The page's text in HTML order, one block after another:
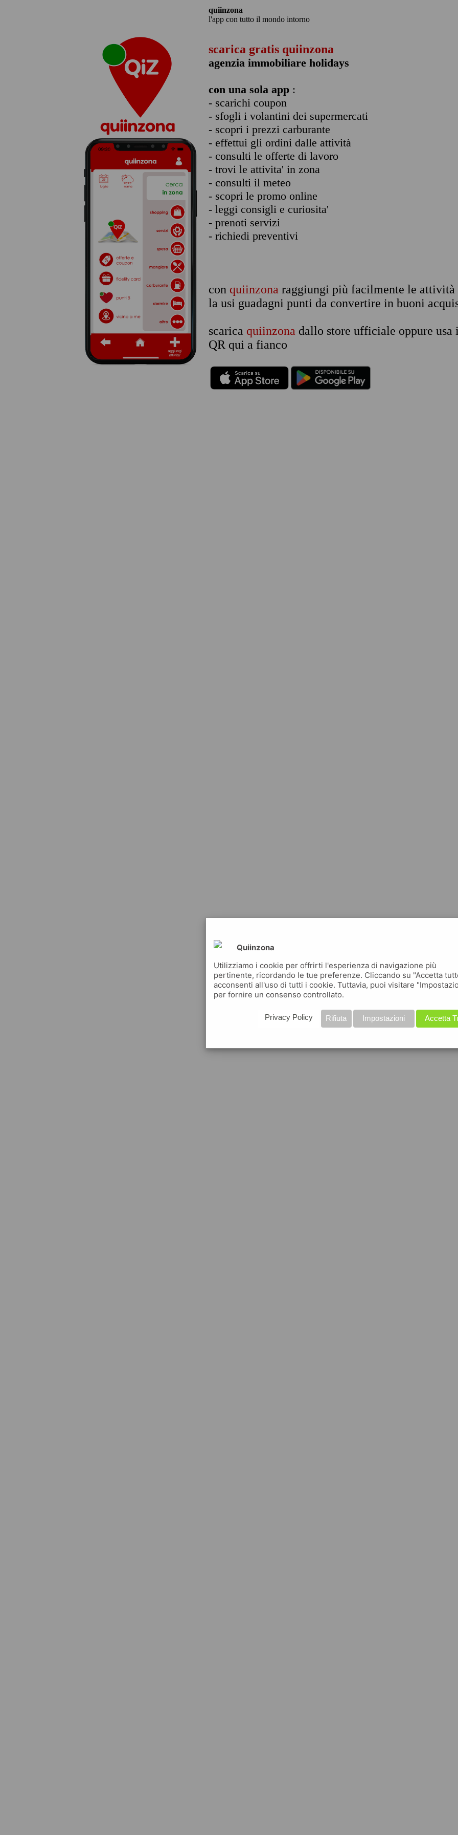
quiinzona
l'app con tutto il mondo intorno
scarica gratis quiinzona
agenzia immobiliare holidays
con una sola app :
- scarichi coupon
- sfogli i volantini dei supermercati
- scopri i prezzi carburante
- effettui gli ordini dalle attività
- consulti le offerte di lavoro
- trovi le attivita' in zona
- consulti il meteo
- scopri le promo online
- leggi consigli e curiosita'
- prenoti servizi
- richiedi preventivi
con quiinzona raggiungi più facilmente le attività
la usi guadagni punti da convertire in buoni
scarica quiinzona dallo store ufficiale oppure usa
QR qui a fianco
Quiinzona
Utilizziamo i cookie per offrirti l'esperienza di navigazione più
pertinente, ricordando le tue preferenze. Cliccando su "Accetta
acconsenti all'uso di tutti i cookie. Tuttavia, puoi visitare
per fornire un consenso controllato.
Accetta
Impostazioni
Rifiuta
Privacy Policy